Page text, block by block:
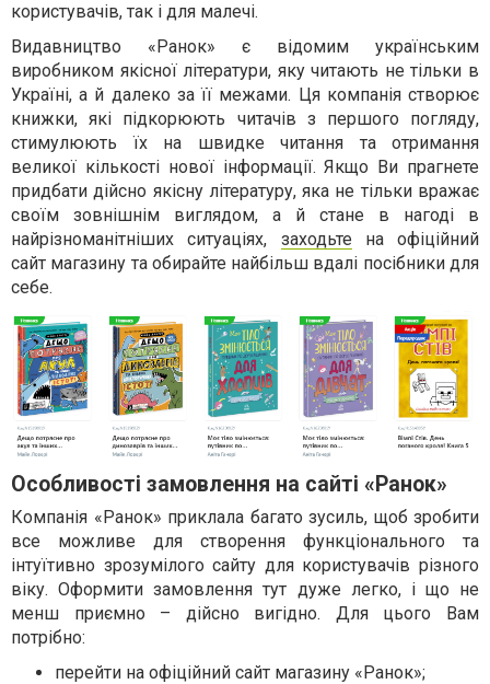
користувачів, так і для малечі.
Видавництво «Ранок» є відомим українським
виробником якісної літератури, яку читають не тільки в
Україні, а й далеко за її межами. Ця компанія створює
книжки, які підкорюють читачів з першого погляду,
стимулюють їх на швидке читання та отримання
великої кількості нової інформації. Якщо Ви прагнете
придбати дійсно якісну літературу, яка не тільки вражає
своїм зовнішнім виглядом, а й стане в нагоді в
найрізноманітніших ситуаціях, заходьте на офіційний
сайт магазину та обирайте найбільш вдалі посібники для
себе.
Особливості замовлення на сайті «Ранок»
Компанія «Ранок» приклала багато зусиль, щоб зробити
все можливе для створення функціонального та
інтуїтивно зрозумілого сайту для користувачів різного
віку. Оформити замовлення тут дуже легко, і що не
менш приємно – дійсно вигідно. Для цього Вам
потрібно:
перейти на офіційний сайт магазину «Ранок»;